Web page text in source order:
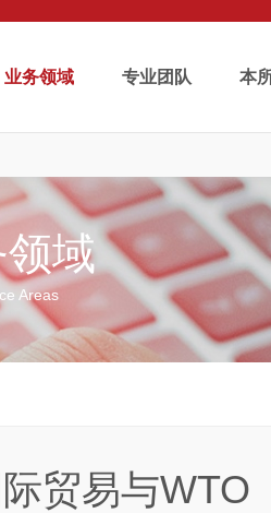
业务领域 专业团队 本
域
Areas
贸易与WTO